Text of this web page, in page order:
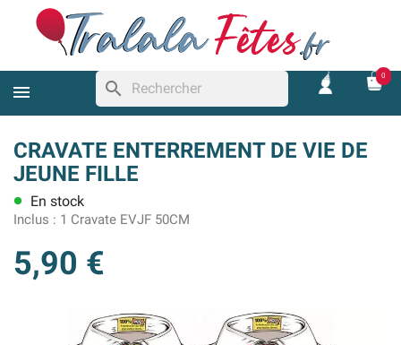
search
0
CRAVATE ENTERREMENT DE VIE DE
JEUNE FILLE
lens En stock
Inclus : 1 Cravate EVJF 50CM
5,90 €